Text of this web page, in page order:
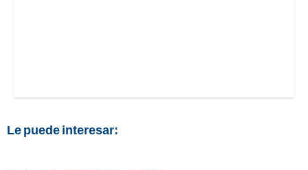
Le puede interesar: